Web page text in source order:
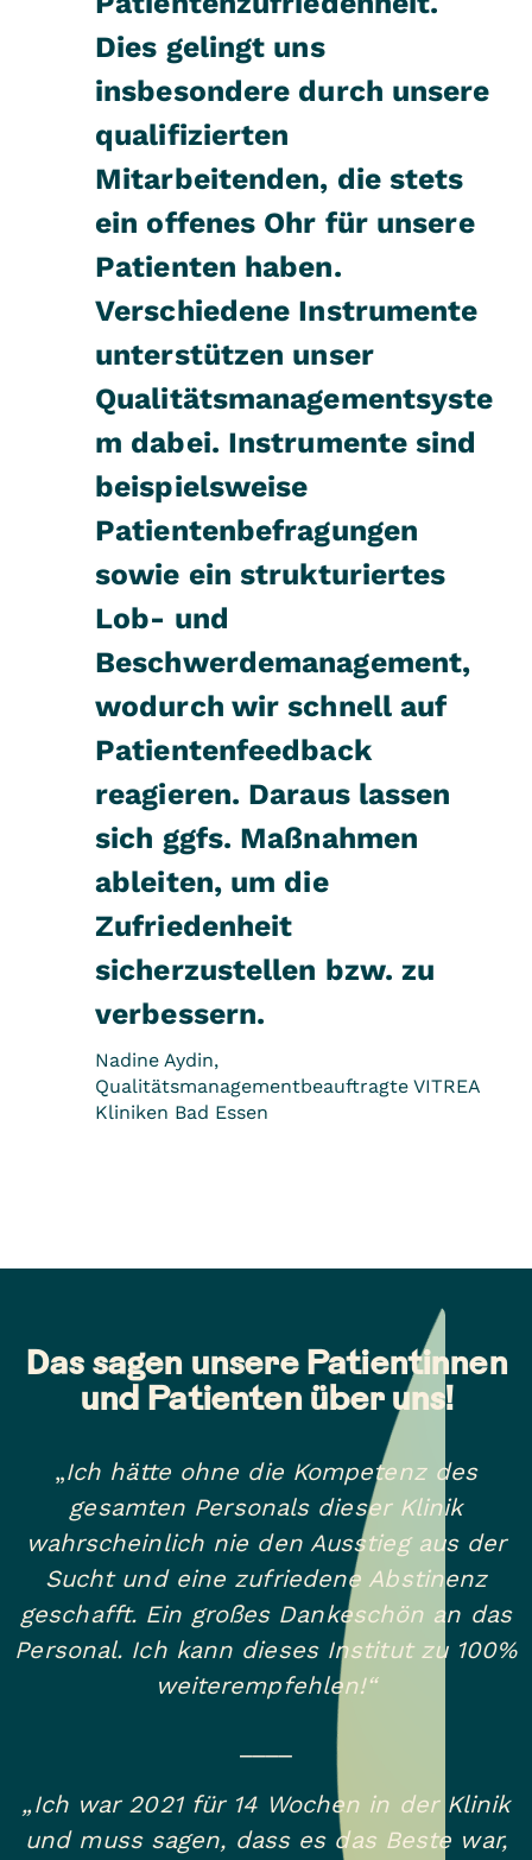
Dies gelingt uns
insbesondere durch unsere
qualifizierten
Mitarbeitenden, die stets
ein offenes Ohr für unsere
Patienten haben.
Verschiedene Instrumente
unterstützen unser
Qualitätsmanagementsyste
m dabei. Instrumente sind
beispielsweise
Patientenbefragungen
sowie ein strukturiertes
Lob- und
Beschwerdemanagement,
wodurch wir schnell auf
Patientenfeedback
reagieren. Daraus lassen
sich ggfs. Maßnahmen
ableiten, um die
Zufriedenheit
sicherzustellen bzw. zu
verbessern.
Nadine Aydin,
Qualitätsmanagementbeauftragte VITREA
Kliniken Bad Essen
Das sagen unsere Patientinnen
und Patienten über uns!
„Ich hätte ohne die Kompetenz des
gesamten Personals dieser Klinik
wahrscheinlich nie den Ausstieg aus der
Sucht und eine zufriedene Abstinenz
geschafft. Ein großes Dankeschön an das
Personal. Ich kann dieses Institut zu 100%
weiterempfehlen!“
„Ich war 2021 für 14 Wochen in der Klinik
und muss sagen, dass es das Beste war,